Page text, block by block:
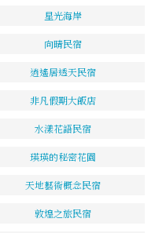
星光海岸
向晴民宿
逍遙居透天民宿
非凡假期大飯店
水漾花語民宿
瑛瑛的秘密花園
天地藝術概念民宿
敦煌之旅民宿